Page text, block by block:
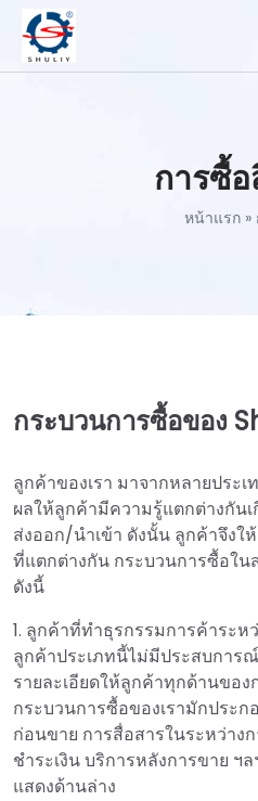
การซื้
หน้าแรก »
กระบวนการซื้อของ
ลูกค้าของเรา มาจากหลายประ
ผลให้ลูกค้ามีความรู้แตกต่างกัน
ส่งออก/นำเข้า ดังนั้น ลูกค้าจึงใ
ที่แตกต่างกัน กระบวนการซื้อใน
ดังนี้
1. ลูกค้าที่ทำธุรกรรมการค้าระห
ลูกค้าประเภทนี้ไม่มีประสบการ
รายละเอียดให้ลูกค้าทุกด้านขอ
กระบวนการซื้อของเรามักประก
ก่อนขาย การสื่อสารในระหว่าง
ชำระเงิน บริการหลังการขาย ฯ
แสดงด้านล่าง